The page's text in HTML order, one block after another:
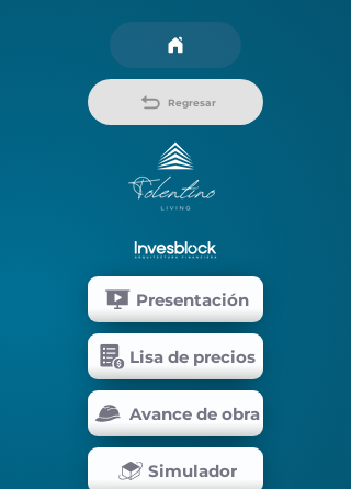
Regresar
Presentación
Lisa de precios
Avance de obra
Simulador